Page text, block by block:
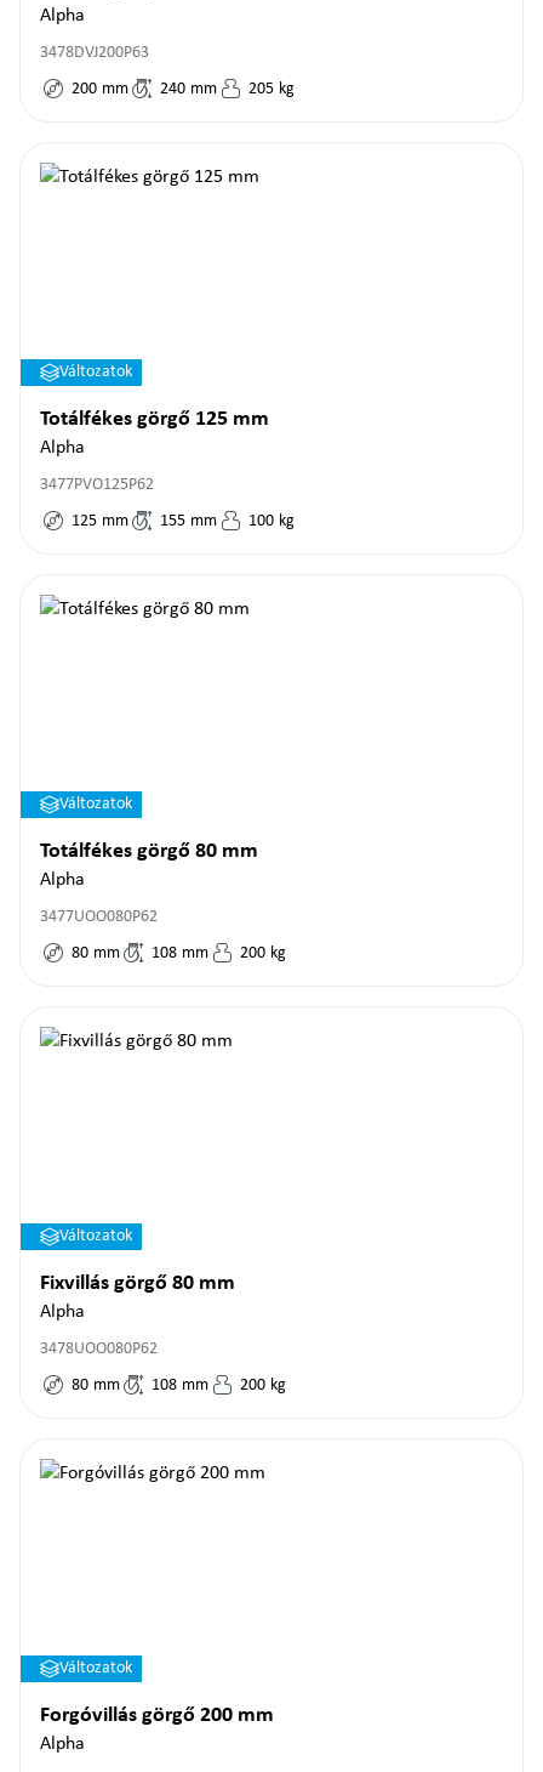
Alpha
3478DVJ200P63
200 mm 240 mm 205 kg
Változatok
Totálfékes görgő 125 mm
Alpha
3477PVO125P62
125 mm 155 mm 100 kg
Változatok
Totálfékes görgő 80 mm
Alpha
3477UOO080P62
80 mm 108 mm 200 kg
Változatok
Fixvillás görgő 80 mm
Alpha
3478UOO080P62
80 mm 108 mm 200 kg
Változatok
Forgóvillás görgő 200 mm
Alpha